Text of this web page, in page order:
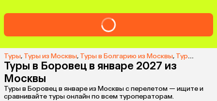
Туры, Туры из Москвы, Туры в Болгарию из Москвы, Туры в Боровец из Москвы
Туры в Боровец в январе 2027 из
Москвы
Туры в Боровец в январе из Москвы с перелетом — ищите и
сравнивайте туры онлайн по всем туроператорам.